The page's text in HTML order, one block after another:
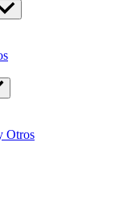
Otros